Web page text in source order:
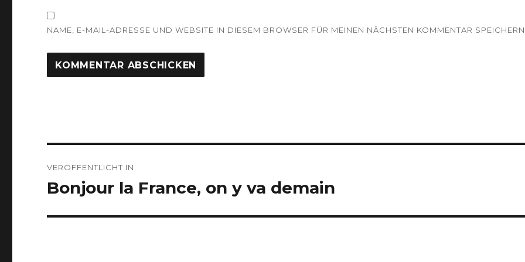
NAME, E-MAIL-ADRESSE UND WEBSITE IN DIESEM BROWSER FÜR MEINEN NÄCHSTEN KOMMENTAR
VERÖFFENTLICHT IN
Bonjour la France, on y va demain